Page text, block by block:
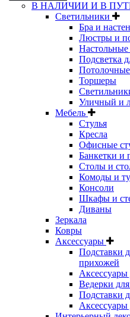
В НАЛИЧИИ И В
Светильники
Бра и
Люстры и
Подсветка
Торшеры
Уличный и
Мебель
Стулья
Кресла
Офисные
Банкетки и
Столы и
Комоды и
Консоли
Шкафы и
Диваны
Зеркала
Ковры
Аксессуары
Подставки
прихожей
Аксессуары
Ведерки
Подставки
Аксессуары